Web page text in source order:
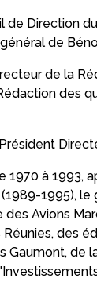
de Direction
de
de la
des
1970 à 1993,
1995),
Avions
des
Gaumont, de